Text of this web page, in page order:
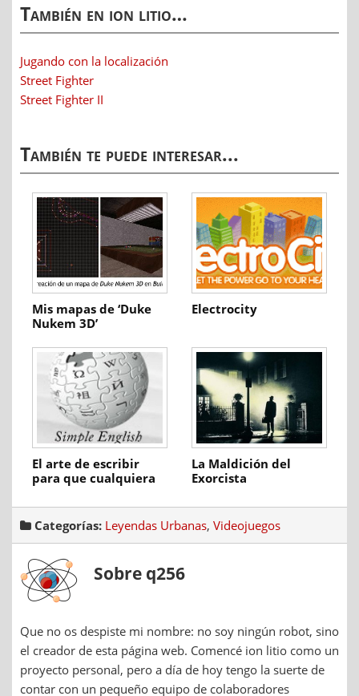
También en ion litio…
Jugando con la localización
Street Fighter
Street Fighter II
También te puede interesar...
Mis mapas de ‘Duke
Nukem 3D’
Electrocity
El arte de escribir
para que cualquiera
La Maldición del
Exorcista
Categorías: Leyendas Urbanas, Videojuegos
Sobre q256
Que no os despiste mi nombre: no soy ningún robot, sino
el creador de esta página web. Comencé ion litio como un
proyecto personal, pero a día de hoy tengo la suerte de
contar con un pequeño equipo de colaboradores